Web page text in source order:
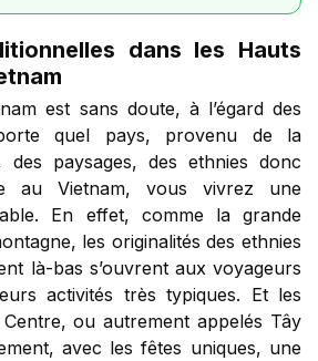
dans les Hauts
est sans doute, à l’égard des
quel pays, provenu de la
des paysages, des ethnies donc
au Vietnam, vous vivrez une
En effet, comme la grande
les originalités des ethnies
là-bas s’ouvrent aux voyageurs
activités très typiques. Et les
ou autrement appelés Tây
avec les fêtes uniques, une